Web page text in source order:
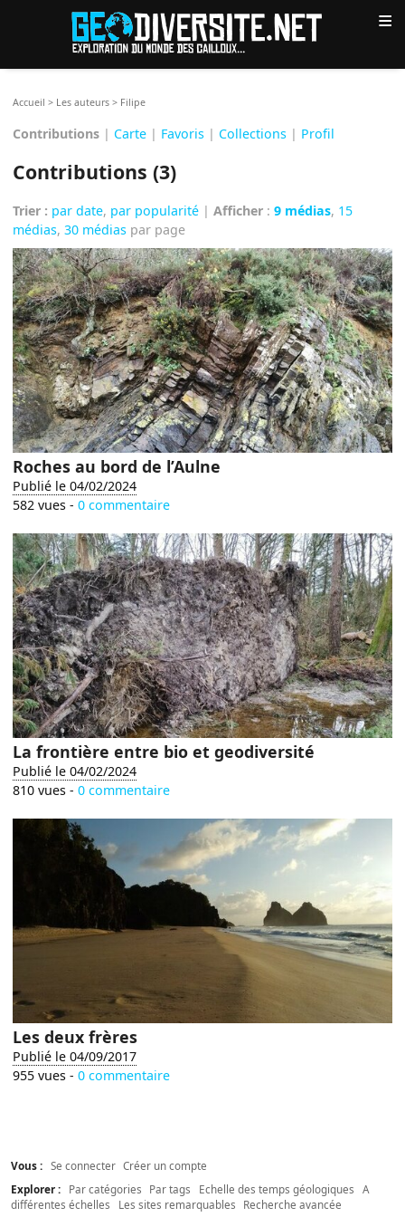
≡
Accueil > Les auteurs > Filipe
Contributions | Carte | Favoris | Collections | Profil
Contributions (3)
Trier : par date, par popularité |Afficher :9 médias, 15
médias,30 médias par page
Roches au bord de l’Aulne
Publié le 04/02/2024
582 vues -0 commentaire
La frontière entre bio et geodiversité
Publié le 04/02/2024
810 vues -0 commentaire
Les deux frères
Publié le 04/09/2017
955 vues -0 commentaire
Vous : Se connecter Créer un compte
Explorer :
Par catégories Par tags Echelle des temps géologiques
A
différentes échelles
Les sites remarquables Recherche avancée